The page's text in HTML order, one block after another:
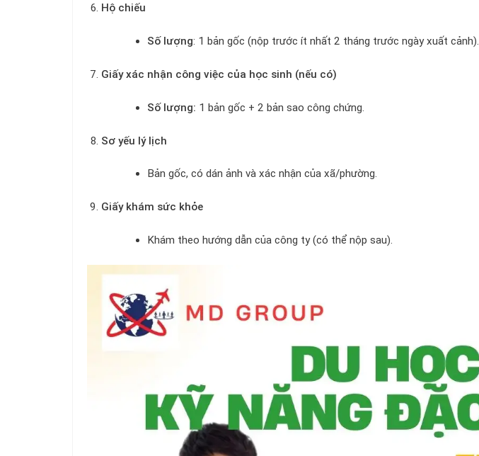
Hộ chiếu
Số lượng: 1 bản gốc (nộp trước ít nhất 2 tháng trước ngày xuất cảnh).
Giấy xác nhận công việc của học sinh (nếu có)
Số lượng: 1 bản gốc + 2 bản sao công chứng.
Sơ yếu lý lịch
Bản gốc, có dán ảnh và xác nhận của xã/phường.
Giấy khám sức khỏe
Khám theo hướng dẫn của công ty (có thể nộp sau).